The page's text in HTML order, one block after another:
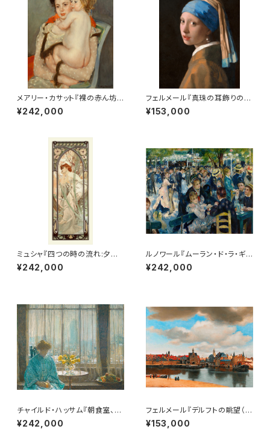
メアリー・カサット『裸の赤ん坊を
抱くレーヌ・ルフェーヴル（母と
子）』リトグラフ・送料無料・新品
¥242,000
フェルメール『真珠の耳飾りの少
女（5号サイズ）』リトグラフ・送料
無料・新品額装・UVカットアクリ
¥153,000
ミュシャ『四つの時の流れ:夕べ
の夢想』 リトグラフ・送料無料・
新品額装・UVカットアクリル仕
¥242,000
ルノワール『ムーラン・ド・ラ・ギャ
ラットの舞踏会』 リトグラフ・送
料無料・新品額装・UVカットアク
¥242,000
チャイルド・ハッサム『朝食室、冬
の朝、ニューヨーク』リトグラフ・
送料無料・新品額装・UVカットア
¥242,000
フェルメール『デルフトの眺望（5
号サイズ）』リトグラフ・送料無
料・新品額装・UVカットアクリル
¥153,000